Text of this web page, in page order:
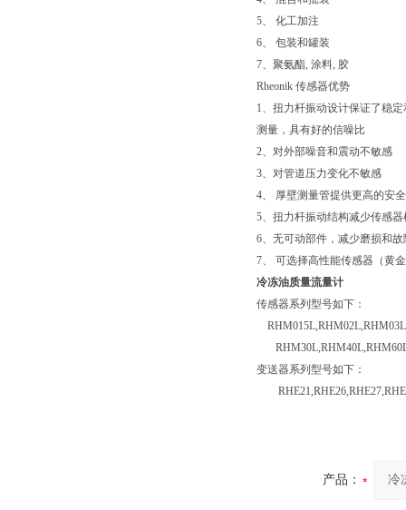
5、 化工加注
6、 包装和罐装
7、聚氨酯, 涂料, 胶
Rheonik 传感器优势
1、扭力杆振动设计保证了稳
测量，具有好的信噪比
2、对外部噪音和震动不敏感
3、对管道压力变化不敏感
4、 厚壁测量管提供更高的安
5、扭力杆振动结构减少传感
6、无可动部件，减少磨损和故
7、 可选择高性能传感器（黄
冷冻油质量流量计
传感器系列型号如下：
变送器系列型号如下：
产品：